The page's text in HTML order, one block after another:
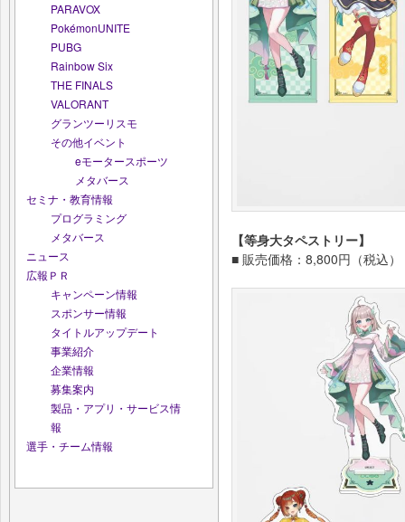
PARAVOX
PokémonUNITE
PUBG
Rainbow Six
THE FINALS
VALORANT
グランツーリスモ
その他イベント
eモータースポーツ
メタバース
セミナ・教育情報
プログラミング
メタバース
ニュース
広報ＰＲ
キャンペーン情報
スポンサー情報
タイトルアップデート
事業紹介
企業情報
募集案内
製品・アプリ・サービス情
報
選手・チーム情報
【等身大タペストリー】
■ 販売価格：8,800円（税込）